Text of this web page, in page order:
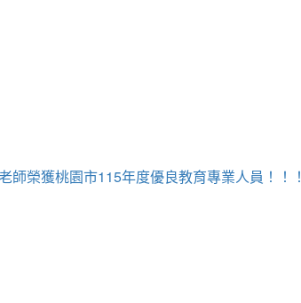
榮獲桃園市115年度優良教育專業人員！！！